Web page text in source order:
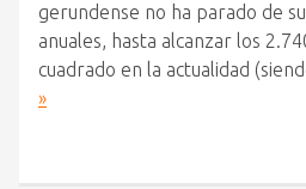
gerundense no ha parado de
anuales, hasta alcanzar los
cuadrado en la actualidad
»